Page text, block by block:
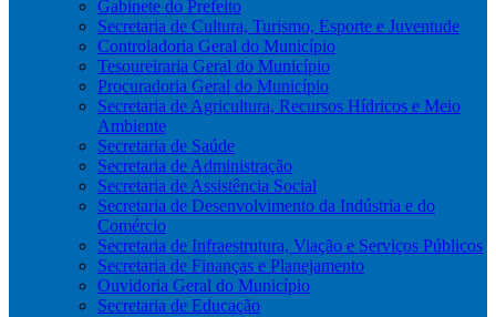
Gabinete do Prefeito
Secretaria de Cultura, Turismo, Esporte e Juventude
Controladoria Geral do Município
Tesoureiraria Geral do Município
Procuradoria Geral do Município
Secretaria de Agricultura, Recursos Hídricos e Meio
Ambiente
Secretaria de Saúde
Secretaria de Administração
Secretaria de Assistência Social
Secretaria de Desenvolvimento da Indústria e do
Comércio
Secretaria de Infraestrutura, Viação e Serviços Públicos
Secretaria de Finanças e Planejamento
Ouvidoria Geral do Município
Secretaria de Educação